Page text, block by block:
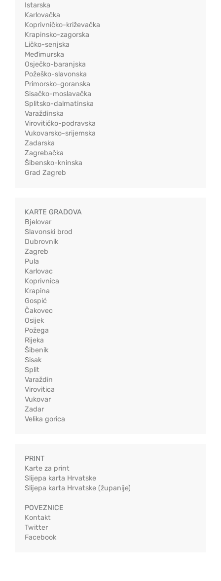
Istarska
Karlovačka
Koprivničko-križevačka
Krapinsko-zagorska
Ličko-senjska
Međimurska
Osječko-baranjska
Požeško-slavonska
Primorsko-goranska
Sisačko-moslavačka
Splitsko-dalmatinska
Varaždinska
Virovitičko-podravska
Vukovarsko-srijemska
Zadarska
Zagrebačka
Šibensko-kninska
Grad Zagreb
KARTE GRADOVA
Bjelovar
Slavonski brod
Dubrovnik
Zagreb
Pula
Karlovac
Koprivnica
Krapina
Gospić
Čakovec
Osijek
Požega
Rijeka
Šibenik
Sisak
Split
Varaždin
Virovitica
Vukovar
Zadar
Velika gorica
PRINT
Karte za print
Slijepa karta Hrvatske
Slijepa karta Hrvatske (županije)
POVEZNICE
Kontakt
Twitter
Facebook